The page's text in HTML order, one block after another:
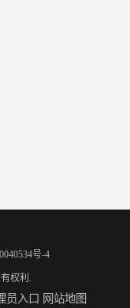
号-4
权利.
员入口 网站地图